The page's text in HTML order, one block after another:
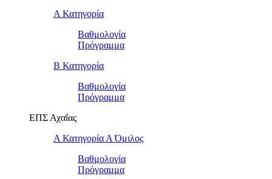
Α Κατηγορία
Βαθμολογία
Πρόγραμμα
Β Κατηγορία
Βαθμολογία
Πρόγραμμα
ΕΠΣ Αχαΐας
Α Κατηγορία Α Όμιλος
Βαθμολογία
Πρόγραμμα